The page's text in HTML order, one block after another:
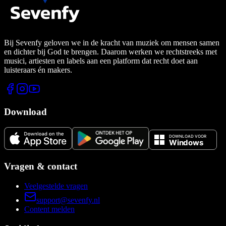
Bij Sevenfy geloven we in de kracht van muziek om mensen samen
en dichter bij God te brengen. Daarom werken we rechtstreeks met
musici, artiesten en labels aan een platform dat recht doet aan
luisteraars én makers.
Download
Vragen & contact
Veelgestelde vragen
support@sevenfy.nl
Content melden